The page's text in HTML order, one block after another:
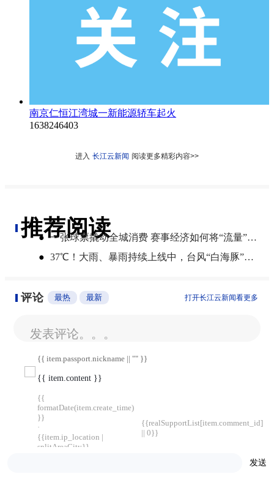
南京仁恒江湾城一新能源轿车起火
1638246403
进入 长江云新闻 阅读更多精彩内容>>
推荐阅读
●
一张球票撬动全城消费 赛事经济如何将“流量”变“增量”
●
​37℃！大雨、暴雨持续上线中，台风“白海豚”将影响湖北
评论 最热 最新 打开长江云新闻看更多
发表评论。。。
{{ item.passport.nickname || "" }}
{{ item.content }}
{{
formatDate(item.create_time)
}}
·
{{item.ip_location |
splitAreaCity}}
{{realSupportList[item.comment_id]
|| 0}}
发送